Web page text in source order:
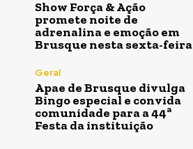
Show Força & Ação
promete noite de
adrenalina e emoção em
Brusque nesta sexta-feira
Geral
Apae de Brusque divulga
Bingo especial e convida
comunidade para a 44ª
Festa da instituição